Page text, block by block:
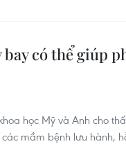
có thể giúp
học Mỹ và Anh cho
mầm bệnh lưu hành,